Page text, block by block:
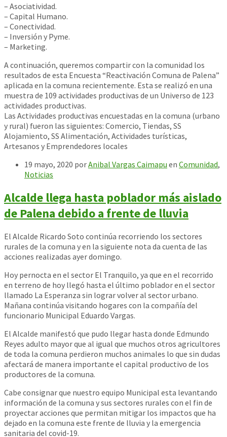
– Asociatividad.
– Capital Humano.
– Conectividad.
– Inversión y Pyme.
– Marketing.
A continuación, queremos compartir con la comunidad los
resultados de esta Encuesta “Reactivación Comuna de Palena”
aplicada en la comuna recientemente. Esta se realizó en una
muestra de 109 actividades productivas de un Universo de 123
actividades productivas.
Las Actividades productivas encuestadas en la comuna (urbano
y rural) fueron las siguientes: Comercio, Tiendas, SS
Alojamiento, SS Alimentación, Actividades turísticas,
Artesanos y Emprendedores locales
19 mayo, 2020 porAnibal Vargas Caimapu en Comunidad,
Noticias
Alcalde llega hasta poblador más aislado
de Palena debido a frente de lluvia
El Alcalde Ricardo Soto continúa recorriendo los sectores
rurales de la comuna y en la siguiente nota da cuenta de las
acciones realizadas ayer domingo.
Hoy pernocta en el sector El Tranquilo, ya que en el recorrido
en terreno de hoy llegó hasta el último poblador en el sector
llamado La Esperanza sin lograr volver al sector urbano.
Mañana continúa visitando hogares con la compañía del
funcionario Municipal Eduardo Vargas.
El Alcalde manifestó que pudo llegar hasta donde Edmundo
Reyes adulto mayor que al igual que muchos otros agricultores
de toda la comuna perdieron muchos animales lo que sin dudas
afectará de manera importante el capital productivo de los
productores de la comuna.
Cabe consignar que nuestro equipo Municipal esta levantando
información de la comuna y sus sectores rurales con el fin de
proyectar acciones que permitan mitigar los impactos que ha
dejado en la comuna este frente de lluvia y la emergencia
sanitaria del covid-19.